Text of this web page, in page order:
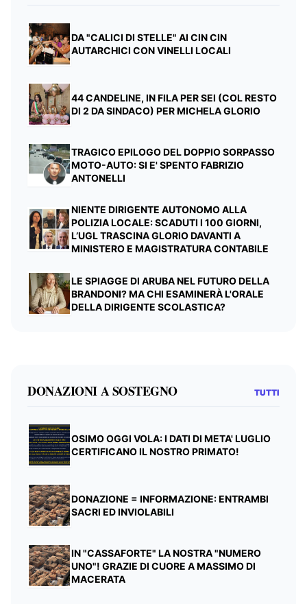
DA "CALICI DI STELLE" AI CIN CIN
AUTARCHICI CON VINELLI LOCALI
44 CANDELINE, IN FILA PER SEI (COL RESTO
DI 2 DA SINDACO) PER MICHELA GLORIO
TRAGICO EPILOGO DEL DOPPIO SORPASSO
MOTO-AUTO: SI E' SPENTO FABRIZIO
ANTONELLI
NIENTE DIRIGENTE AUTONOMO ALLA
POLIZIA LOCALE: SCADUTI I 100 GIORNI,
L’UGL TRASCINA GLORIO DAVANTI A
MINISTERO E MAGISTRATURA CONTABILE
LE SPIAGGE DI ARUBA NEL FUTURO DELLA
BRANDONI? MA CHI ESAMINERÀ L'ORALE
DELLA DIRIGENTE SCOLASTICA?
DONAZIONI A SOSTEGNO TUTTI
OSIMO OGGI VOLA: I DATI DI META' LUGLIO
CERTIFICANO IL NOSTRO PRIMATO!
DONAZIONE = INFORMAZIONE: ENTRAMBI
SACRI ED INVIOLABILI
IN "CASSAFORTE" LA NOSTRA "NUMERO
UNO"! GRAZIE DI CUORE A MASSIMO DI
MACERATA